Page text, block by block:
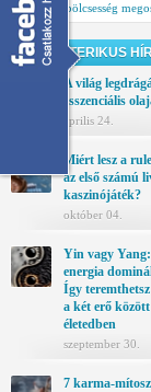
Napi bölcsesség
EZOTERIKUS
A világ
esszenciális
április 24.
Miért lesz a
az első számú
kaszinójáték?
október 04.
Yin vagy
energia
Így
a két erő között
életedben
szeptember 30.
7 karma-